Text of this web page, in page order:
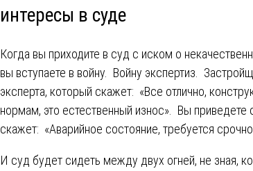
интересы в суде
Когда вы приходите в суд с иском о
вы вступаете в войну. Войну экспертиз.
эксперта, который скажет: «Все отлично,
нормам, это естественный износ». Вы
скажет: «Аварийное состояние, требуется
И суд будет сидеть между двух огней, не зная,